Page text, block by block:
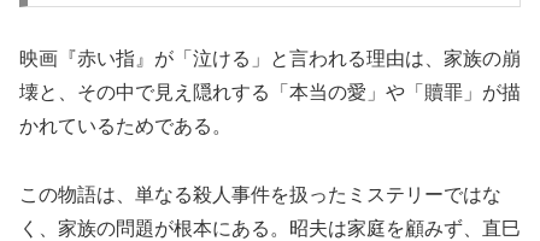
映画『赤い指』が「泣ける」と言われる理由は、家族の崩
壊と、その中で見え隠れする「本当の愛」や「贖罪」が描
かれているためである。
この物語は、単なる殺人事件を扱ったミステリーではな
く、家族の問題が根本にある。昭夫は家庭を顧みず、直巳